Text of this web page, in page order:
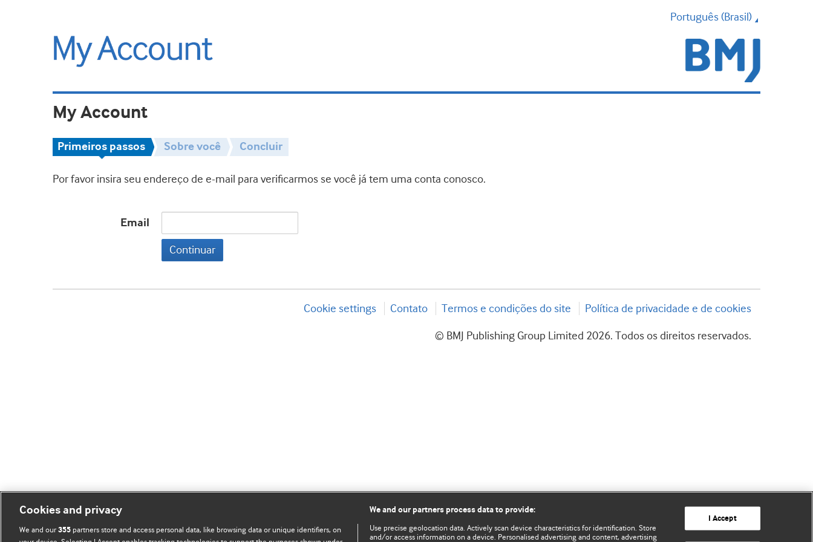
Português (Brasil)
My Account
Primeiros passos Sobre você Concluir
Por favor insira seu endereço de e-mail para verificarmos se você já tem uma conta conosco.
Email
Continuar
Cookie settings Contato Termos e condições do site Política de privacidade e de cookies
© BMJ Publishing Group Limited 2026. Todos os direitos reservados.
Cookies and privacy
We and our355 partners store and access personal data, like browsing data or unique identifiers, on
We and our partners process data to provide:
Use precise geolocation data. Actively scan device characteristics for identification. Store
and/or access information on a device. Personalised advertising and content, advertising
I Accept